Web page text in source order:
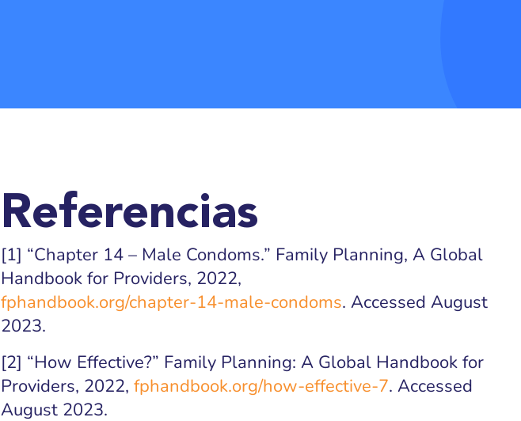
Referencias
[1] “Chapter 14 – Male Condoms.” Family Planning, A Global
Handbook for Providers, 2022,
fphandbook.org/chapter-14-male-condoms. Accessed August
2023.
[2] “How Effective?” Family Planning: A Global Handbook for
Providers, 2022, fphandbook.org/how-effective-7. Accessed
August 2023.